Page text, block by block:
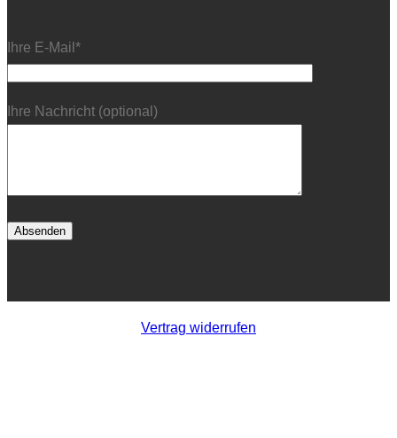
Ihre E-Mail*
Ihre Nachricht (optional)
Vertrag widerrufen